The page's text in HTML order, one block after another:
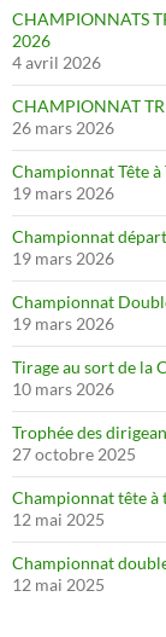
CHAMPIONNATS
2026
4 avril 2026
CHAMPIONNAT
26 mars 2026
Championnat Tête
19 mars 2026
Championnat
19 mars 2026
Championnat
19 mars 2026
Tirage au sort de la
10 mars 2026
Trophée des
27 octobre 2025
Championnat tête à
12 mai 2025
Championnat
12 mai 2025